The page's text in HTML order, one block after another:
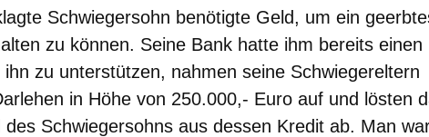
Schwiegersohn benötigte Geld, um ein
zu können. Seine Bank hatte ihm bereits einen
zu unterstützen, nahmen seine Schwiegereltern
in Höhe von 250.000,- Euro auf und lösten
des Schwiegersohns aus dessen Kredit ab. Man